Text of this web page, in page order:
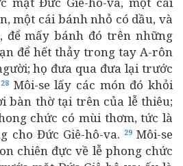
một cái bánh nhỏ có dầu, và
để mấy bánh đó trên những
để hết thảy trong tay A-rôn
họ đưa qua đưa lại trước
28 Môi-se lấy các món đó khỏi
bàn thờ tại trên của lễ thiêu;
chức có mùi thơm, tức là
cho Đức Giê-hô-va. 29Môi-se
chiên đực về lễ phong chức